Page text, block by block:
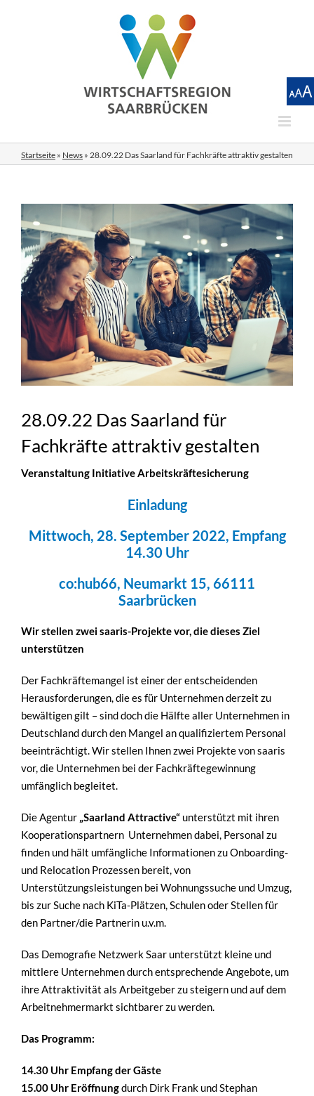
Startseite » News » 28.09.22 Das Saarland für Fachkräfte attraktiv gestalten
Zeige
grösseres
Bild
28.09.22 Das Saarland für
Fachkräfte attraktiv gestalten
Veranstaltung Initiative Arbeitskräftesicherung
Einladung
Mittwoch, 28. September 2022, Empfang
14.30 Uhr
co:hub66, Neumarkt 15, 66111
Saarbrücken
Wir stellen zwei saaris-Projekte vor, die dieses Ziel
unterstützen
Der Fachkräftemangel ist einer der entscheidenden
Herausforderungen, die es für Unternehmen derzeit zu
bewältigen gilt – sind doch die Hälfte aller Unternehmen in
Deutschland durch den Mangel an qualifiziertem Personal
beeinträchtigt. Wir stellen Ihnen zwei Projekte von saaris
vor, die Unternehmen bei der Fachkräftegewinnung
umfänglich begleitet.
Die Agentur „Saarland Attractive“ unterstützt mit ihren
Kooperationspartnern Unternehmen dabei, Personal zu
finden und hält umfängliche Informationen zu Onboarding-
und Relocation Prozessen bereit, von
Unterstützungsleistungen bei Wohnungssuche und Umzug,
bis zur Suche nach KiTa-Plätzen, Schulen oder Stellen für
den Partner/die Partnerin u.v.m.
Das Demografie Netzwerk Saar unterstützt kleine und
mittlere Unternehmen durch entsprechende Angebote, um
ihre Attraktivität als Arbeitgeber zu steigern und auf dem
Arbeitnehmermarkt sichtbarer zu werden.
Das Programm:
14.30 Uhr Empfang der Gäste
15.00 Uhr Eröffnungdurch Dirk Frank und Stephan